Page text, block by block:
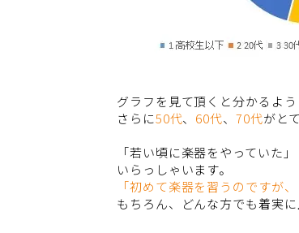
グラフを見て頂くと分かるよう
さらに50代、 60代、 70代がと
「若い頃に楽器をやっていた
いらっしゃいます。
「初めて楽器を習うのですが
もちろん、どんな方でも着実